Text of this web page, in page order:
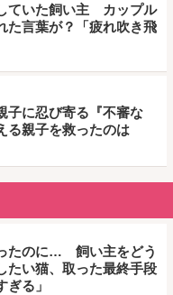
ていた飼い主 カップル
た言葉が？「疲れ吹き飛
子に忍び寄る『不審な
親子を救ったのは
たのに… 飼い主をどう
たい猫、取った最終手段
ぎる」